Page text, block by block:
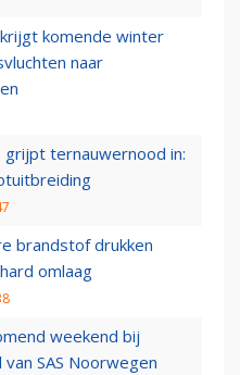
komende winter
naar
grijpt ternauwernood in:
brandstof drukken
omlaag
weekend bij
SAS Noorwegen